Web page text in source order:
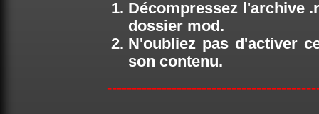
Décompressez l'archive
dossier mod.
N'oubliez pas d'activer
son contenu.